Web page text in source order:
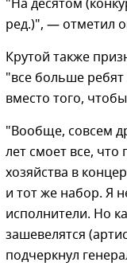
ред.)", — отметил
Крутой также
"все больше
вместо того,
"Вообще, совсем
лет смоет все, что
хозяйства в
и тот же набор. Я
исполнители. Но
зашевелятся
подчеркнул